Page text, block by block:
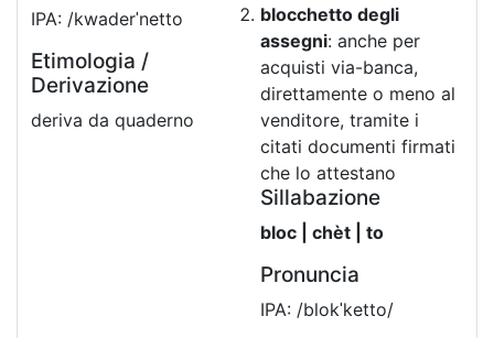
IPA: /kwaderˈnetto
Etimologia /
Derivazione
deriva da quaderno
blocchetto degli
assegni: anche per
acquisti via-banca,
direttamente o meno al
venditore, tramite i
citati documenti firmati
che lo attestano
Sillabazione
bloc | chèt | to
Pronuncia
IPA: /blokˈketto/